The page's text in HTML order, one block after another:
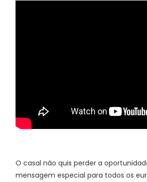
O casal não quis perder a
mensagem especial para todos os